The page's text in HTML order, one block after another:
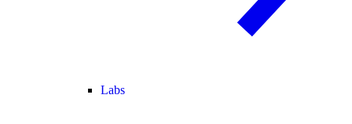
Labs